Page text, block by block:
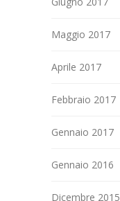
Maggio 2017
Aprile 2017
Febbraio 2017
Gennaio 2017
Gennaio 2016
Dicembre 2015